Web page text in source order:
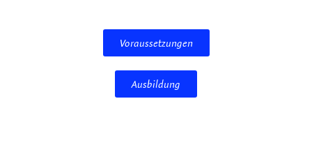
Voraussetzungen
Ausbildung